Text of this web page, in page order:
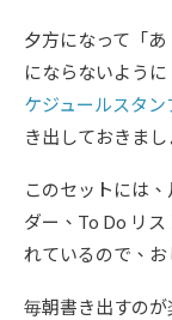
夕方になって「
にならないよう
ケジュールスタン
き出しておきまし
このセットには
ダー、To Do リ
れているので、
毎朝書き出すの